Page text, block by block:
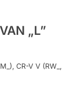
„L”
CR-V V (RW_,